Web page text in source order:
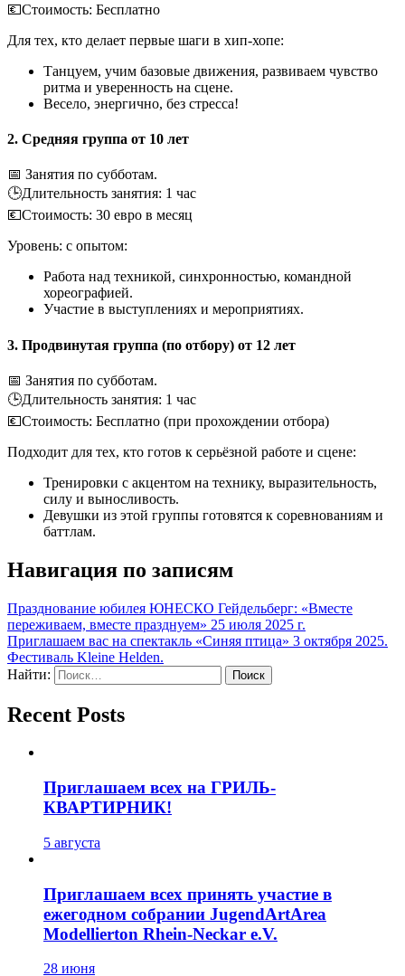
💶Cтоимость: Бесплатно
Для тех, кто делает первые шаги в хип-хопе:
Танцуем, учим базовые движения, развиваем чувство
ритма и уверенность на сцене.
Весело, энергично, без стресса!
2. Средняя группа от 10 лет
📅 Занятия по субботам.
🕒Длительность занятия: 1 час
💶Cтоимость: 30 евро в месяц
Уровень: с опытом:
Работа над техникой, синхронностью, командной
хореографией.
Участие в выступлениях и мероприятиях.
3. Продвинутая группа (по отбору) от 12 лет
📅 Занятия по субботам.
🕒Длительность занятия: 1 час
💶Cтоимость: Бесплатно (при прохождении отбора)
Подходит для тех, кто готов к серьёзной работе и сцене:
Тренировки с акцентом на технику, выразительность,
силу и выносливость.
Девушки из этой группы готовятся к соревнованиям и
баттлам.
Навигация по записям
Празднование юбилея ЮНЕСКО Гейдельберг: «Вместе
переживаем, вместе празднуем» 25 июля 2025 г.
Приглашаем вас на спектакль «Синяя птица» 3 октября 2025.
Фестиваль Kleine Helden.
Найти:
Recent Posts
Приглашаем всех на ГРИЛЬ-
КВАРТИРНИК!
5 августа
Приглашаем всех принять участие в
ежегодном собрании JugendArtArea
Modellierton Rhein-Neckar e.V.
28 июня